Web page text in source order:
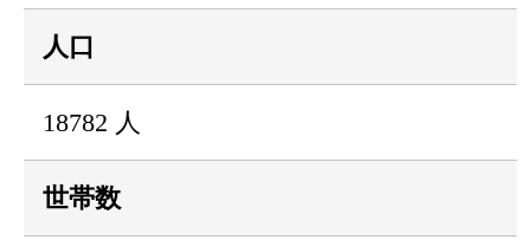
人口
18782 人
世帯数